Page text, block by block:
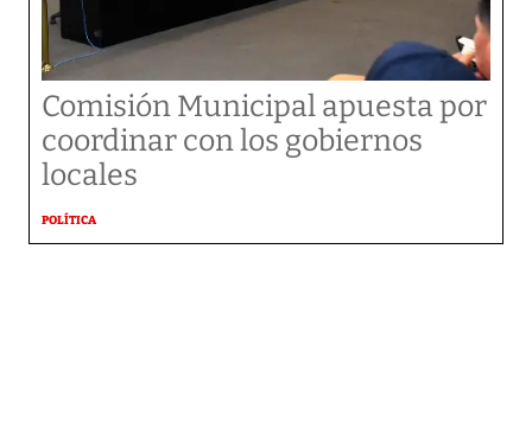
Comisión Municipal apuesta por
coordinar con los gobiernos
locales
POLÍTICA